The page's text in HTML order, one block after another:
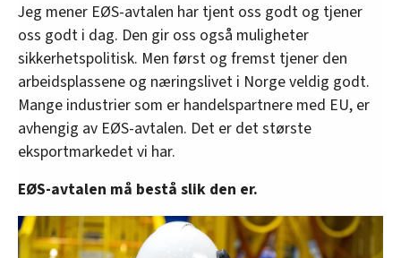
Jeg mener EØS-avtalen har tjent oss godt og tjener
oss godt i dag. Den gir oss også muligheter
sikkerhetspolitisk. Men først og fremst tjener den
arbeidsplassene og næringslivet i Norge veldig godt.
Mange industrier som er handelspartnere med EU, er
avhengig av EØS-avtalen. Det er det største
eksportmarkedet vi har.
EØS-avtalen må bestå slik den er.